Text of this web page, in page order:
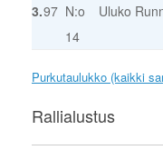
3.97 N:o
14
Uluko
Purkutaulukko (kaikki
Rallialustus